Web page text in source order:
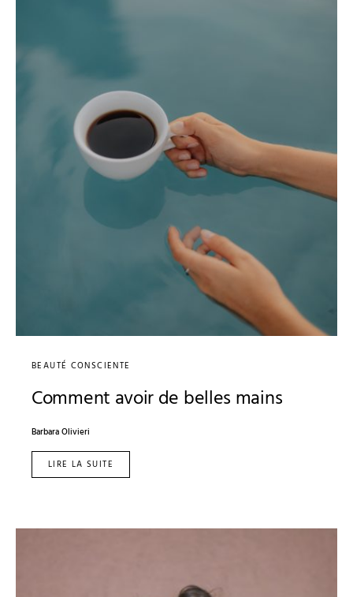
BEAUTÉ CONSCIENTE
Comment avoir de belles mains
Barbara Olivieri
LIRE LA SUITE